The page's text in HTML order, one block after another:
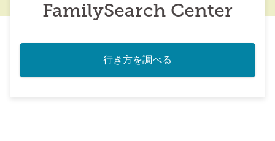
FamilySearch Center
行き方を調べる